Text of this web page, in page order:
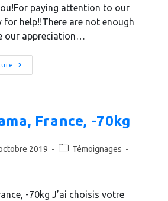
paying attention to our
for help!!There are not enough
our appreciation…
France, -70kg
2019
Témoignages
-70kg J’ai choisis votre